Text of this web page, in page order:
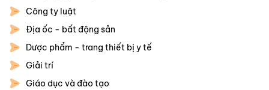
Công ty luật
Địa ốc - bất động sản
Dược phẩm - trang thiết bị y tế
Giải trí
Giáo dục và đào tạo